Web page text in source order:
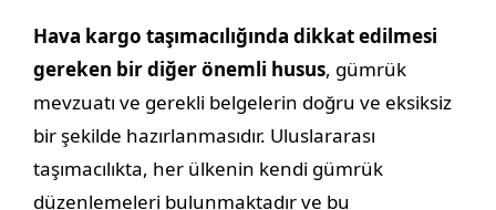
Hava kargo taşımacılığında dikkat edilmesi
gereken bir diğer önemli husus, gümrük
mevzuatı ve gerekli belgelerin doğru ve eksiksiz
bir şekilde hazırlanmasıdır. Uluslararası
taşımacılıkta, her ülkenin kendi gümrük
düzenlemeleri bulunmaktadır ve bu